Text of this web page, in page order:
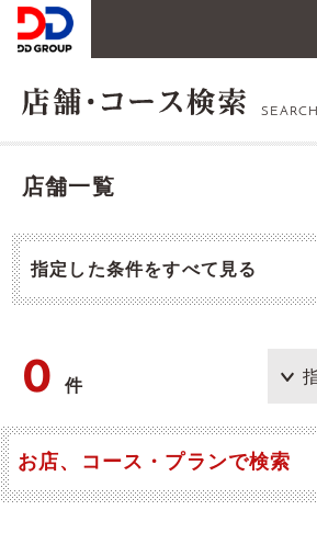
SEARCH
店舗一覧
指定した条件をすべて見る
0件
お店、コース・プランで検索